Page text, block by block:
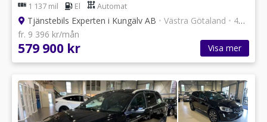
1 137 mil El Automat
Tjänstebils Experten i Kungälv AB • Västra Götaland • 47 annonser
fr. 9 396 kr/mån
579 900 kr Visa mer